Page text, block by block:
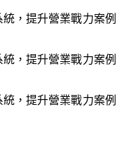
，提升營業戰力案例
，提升營業戰力案例
，提升營業戰力案例